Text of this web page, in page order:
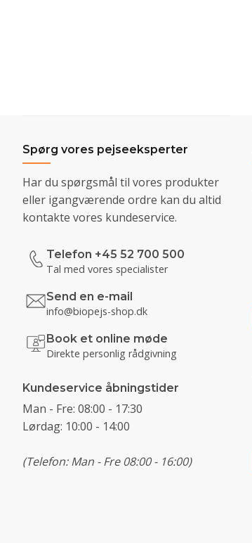
Spørg vores pejseeksperter
Har du spørgsmål til vores produkter
eller igangværende ordre kan du altid
kontakte vores kundeservice.
Telefon +45 52 700 500
Tal med vores specialister
Send en e-mail
info@biopejs-shop.dk
Book et online møde
Direkte personlig rådgivning
Kundeservice åbningstider
Man - Fre: 08:00 - 17:30
Lørdag: 10:00 - 14:00
(Telefon: Man - Fre 08:00 - 16:00)